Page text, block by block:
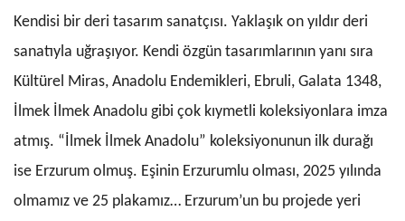
Kendisi bir deri tasarım sanatçısı. Yaklaşık on yıldır deri
sanatıyla uğraşıyor. Kendi özgün tasarımlarının yanı sıra
Kültürel Miras, Anadolu Endemikleri, Ebruli, Galata 1348,
İlmek İlmek Anadolu gibi çok kıymetli koleksiyonlara imza
atmış. “İlmek İlmek Anadolu” koleksiyonunun ilk durağı
ise Erzurum olmuş. Eşinin Erzurumlu olması, 2025 yılında
olmamız ve 25 plakamız… Erzurum’un bu projede yeri